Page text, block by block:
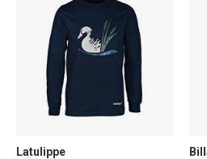
Latulippe